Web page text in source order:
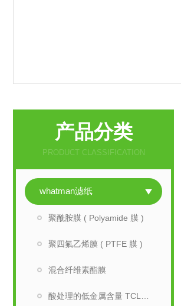
产品分类
PRODUCT CLASSIFICATION
whatman滤纸
聚酰胺膜 ( Polyamide 膜 )
聚四氟乙烯膜 ( PTFE 膜 )
混合纤维素酯膜